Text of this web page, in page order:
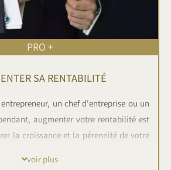
PRO +
SA RENTABILITÉ
un chef d'entreprise ou un
augmenter votre rentabilité est
la croissance et la pérennité de votre
voir plus